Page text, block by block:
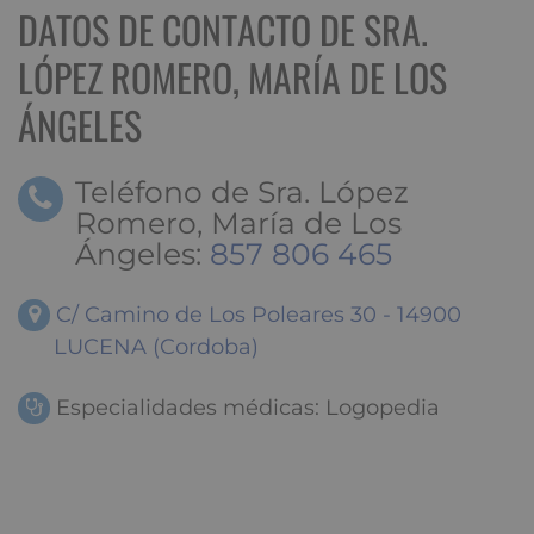
DATOS DE CONTACTO DE SRA.
LÓPEZ ROMERO, MARÍA DE LOS
ÁNGELES
Teléfono de Sra. López
Romero, María de Los
Ángeles: 857 806 465
C/ Camino de Los Poleares 30 - 14900
LUCENA (Cordoba)
Especialidades médicas: Logopedia